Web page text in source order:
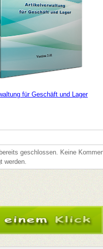
für Geschäft und Lager
geschlossen. Keine
werden.